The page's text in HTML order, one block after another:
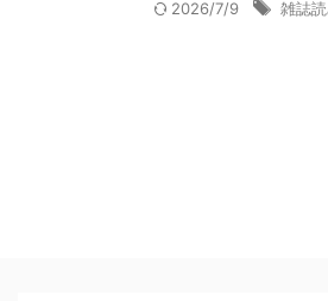
2026/7/9 雑誌